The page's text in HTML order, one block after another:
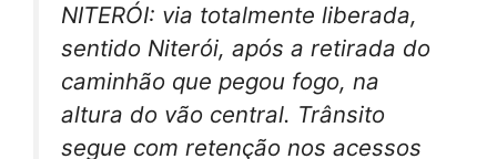
NITERÓI: via totalmente liberada,
sentido Niterói, após a retirada do
caminhão que pegou fogo, na
altura do vão central. Trânsito
segue com retenção nos acessos